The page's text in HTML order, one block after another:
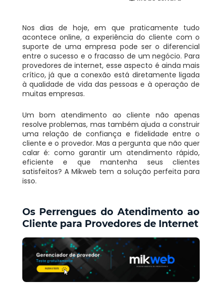
Nos dias de hoje, em que praticamente tudo
acontece online, a experiência do cliente com o
suporte de uma empresa pode ser o diferencial
entre o sucesso e o fracasso de um negócio. Para
provedores de internet, esse aspecto é ainda mais
crítico, já que a conexão está diretamente ligada
à qualidade de vida das pessoas e à operação de
muitas empresas.
Um bom atendimento ao cliente não apenas
resolve problemas, mas também ajuda a construir
uma relação de confiança e fidelidade entre o
cliente e o provedor. Mas a pergunta que não quer
calar é: como garantir um atendimento rápido,
eficiente e que mantenha seus clientes
satisfeitos? A Mikweb tem a solução perfeita para
isso.
Os Perrengues do Atendimento ao
Cliente para Provedores de Internet